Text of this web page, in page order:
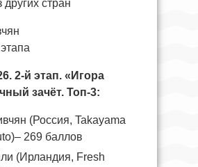
стран
2-й этап. «Игора
зачёт. Топ-3:
(Россия, Takayama
269 баллов
(Ирландия, Fresh